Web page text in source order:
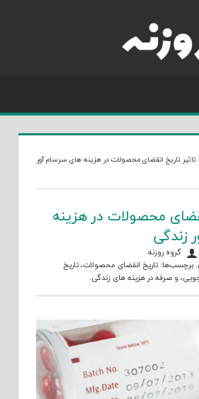
تاثیر تاریخ انقضای محصولات در هزینه های سرسام آور
محصولات در هزینه
زندگی
گروه روزنه
. برچسب‌ها:تاریخ انقضای محصولات،تاریخ
، و صرفه در هزینه های زندگی.